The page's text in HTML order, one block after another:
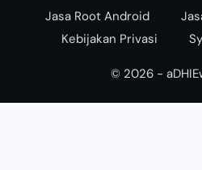
Jasa Root Android
Kebijakan Privasi
© 2026 -